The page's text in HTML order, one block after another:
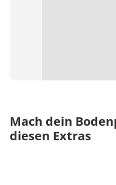
Mach dein
diesen Extras